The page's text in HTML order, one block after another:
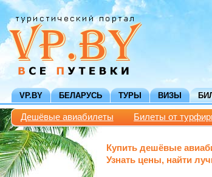
VP.BY БЕЛАРУСЬ ТУРЫ ВИЗЫ
Дешёвые авиабилеты Билеты от
Купить дешёвые
Узнать цены, найти